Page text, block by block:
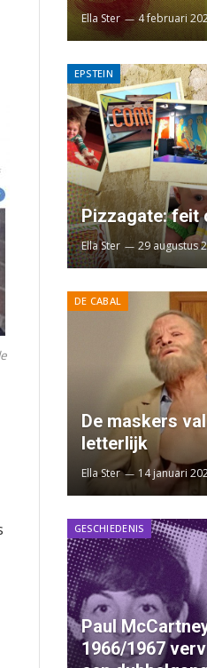
Ella Ster 4 februari
EPSTEIN
Pizzagate: feit
Ella Ster 29 augustus
DE CABAL
De maskers
letterlijk
Ella Ster 14 januari
GESCHIEDENIS
Paul
1966/1967